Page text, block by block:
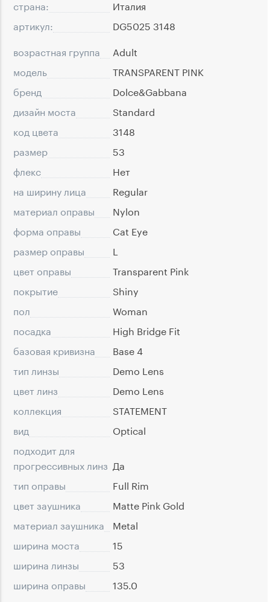
страна:
Италия
артикул:
DG5025 3148
возрастная группа
Adult
модель
TRANSPARENT PINK
бренд
Dolce&Gabbana
дизайн моста
Standard
код цвета
3148
размер
53
флекс
Нет
на ширину лица
Regular
материал оправы
Nylon
форма оправы
Cat Eye
размер оправы
L
цвет оправы
Transparent Pink
покрытие
Shiny
пол
Woman
посадка
High Bridge Fit
базовая кривизна
Base 4
тип линзы
Demo Lens
цвет линз
Demo Lens
коллекция
STATEMENT
вид
Optical
подходит для
прогрессивных линз Да
тип оправы
Full Rim
цвет заушника
Matte Pink Gold
материал заушника
Metal
ширина моста
15
ширина линзы
53
ширина оправы
135.0